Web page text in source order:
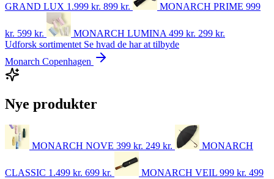
GRAND LUX 1.999 kr. 899 kr. MONARCH PRIME 999
kr. 599 kr. MONARCH LUMINA 499 kr. 299 kr.
Udforsk sortimentet Se hvad de har at tilbyde
Monarch Copenhagen
Nye produkter
MONARCH NOVE 399 kr. 249 kr. MONARCH
CLASSIC 1.499 kr. 699 kr. MONARCH VEIL 999 kr. 499